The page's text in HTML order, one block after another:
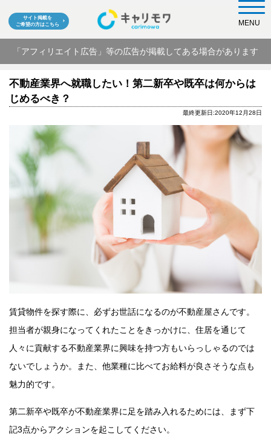
サイト掲載を
ご希望の方はこちら
「アフィリエイト広告」等の広告が掲載してある場合があります
MENU
不動産業界へ就職したい！第二新卒や既卒は何からは
じめるべき？
最終更新日:2020年12月28日
賃貸物件を探す際に、必ずお世話になるのが不動産屋さんです。
担当者が親身になってくれたことをきっかけに、住居を通じて
人々に貢献する不動産業界に興味を持つ方もいらっしゃるのでは
ないでしょうか。また、他業種に比べてお給料が良さそうな点も
魅力的です。
第二新卒や既卒が不動産業界に足を踏み入れるためには、まず下
記3点からアクションを起こしてください。